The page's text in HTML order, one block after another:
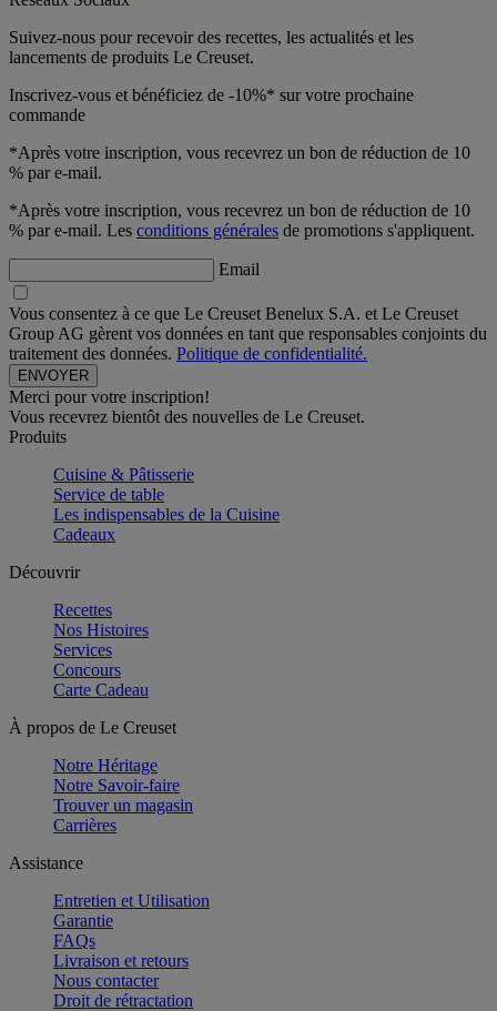
Suivez-nous pour recevoir des recettes, les actualités et les
lancements de produits Le Creuset.
Inscrivez-vous et bénéficiez de -10%* sur votre prochaine
commande
*Après votre inscription, vous recevrez un bon de réduction de 10
% par e-mail.
*Après votre inscription, vous recevrez un bon de réduction de 10
% par e-mail. Les conditions générales de promotions s'appliquent.
Email
Vous consentez à ce que Le Creuset Benelux S.A. et Le Creuset
Group AG gèrent vos données en tant que responsables conjoints du
traitement des données. Politique de confidentialité.
Merci pour votre inscription!
Vous recevrez bientôt des nouvelles de Le Creuset.
Produits
Cuisine & Pâtisserie
Service de table
Les indispensables de la Cuisine
Cadeaux
Découvrir
Recettes
Nos Histoires
Services
Concours
Carte Cadeau
À propos de Le Creuset
Notre Héritage
Notre Savoir-faire
Trouver un magasin
Carrières
Assistance
Entretien et Utilisation
Garantie
FAQs
Livraison et retours
Nous contacter
Droit de rétractation